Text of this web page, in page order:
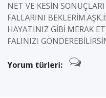
NET VE KESİN
FALLARINI
HAYATINIZ GİBİ MERAK
FALINIZI
Yorum türleri: